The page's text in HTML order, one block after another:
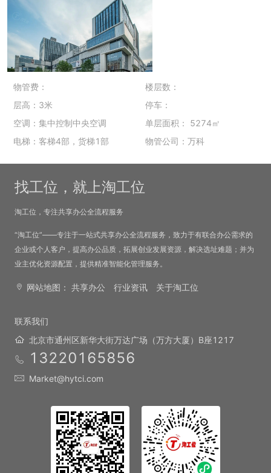
网络配置、会议室
会议室：160/320元/小时
物管费：
层高：3米
空调：集中控制中央空调
电梯：客梯4部，货梯1部
楼层数：
停车：
单层面积： 5274㎡
物管公司：万科
找工位，就上淘工位
淘工位，专注共享办公全流程服务
“淘工位”——专注于一站式共享办公全流程服务，致力于有联合办公需求的
企业或个人客户，提高办公品质，拓展创业发展资源，解决选址难题；并为
业主优化资源配置，提供精准智能化管理服务。
网站地图： 共享办公 行业资讯 关于淘工位
联系我们
北京市通州区新华大街万达广场（万方大厦）B座1217
13220165856
Market@hytci.com